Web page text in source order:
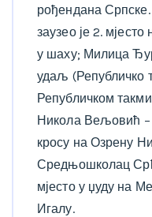
рођендана
заузео је 2.
у шаху; Милица
удаљ (Републичко
Републичком
Никола Вељовић –
кросу на Озрену
Средњошколац
мјесто у џуду на
Игалу.